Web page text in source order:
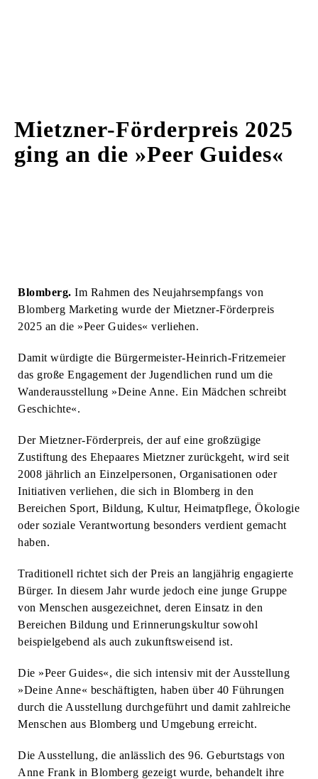
Mietzner-Förderpreis 2025
ging an die »Peer Guides«
Blomberg. Im Rahmen des Neujahrsempfangs von
Blomberg Marketing wurde der Mietzner-Förderpreis
2025 an die »Peer Guides« verliehen.
Damit würdigte die Bürgermeister-Heinrich-Fritzemeier
das große Engagement der Jugendlichen rund um die
Wanderausstellung »Deine Anne. Ein Mädchen schreibt
Geschichte«.
Der Mietzner-Förderpreis, der auf eine großzügige
Zustiftung des Ehepaares Mietzner zurückgeht, wird seit
2008 jährlich an Einzelpersonen, Organisationen oder
Initiativen verliehen, die sich in Blomberg in den
Bereichen Sport, Bildung, Kultur, Heimatpflege, Ökologie
oder soziale Verantwortung besonders verdient gemacht
haben.
Traditionell richtet sich der Preis an langjährig engagierte
Bürger. In diesem Jahr wurde jedoch eine junge Gruppe
von Menschen ausgezeichnet, deren Einsatz in den
Bereichen Bildung und Erinnerungskultur sowohl
beispielgebend als auch zukunftsweisend ist.
Die »Peer Guides«, die sich intensiv mit der Ausstellung
»Deine Anne« beschäftigten, haben über 40 Führungen
durch die Ausstellung durchgeführt und damit zahlreiche
Menschen aus Blomberg und Umgebung erreicht.
Die Ausstellung, die anlässlich des 96. Geburtstags von
Anne Frank in Blomberg gezeigt wurde, behandelt ihre